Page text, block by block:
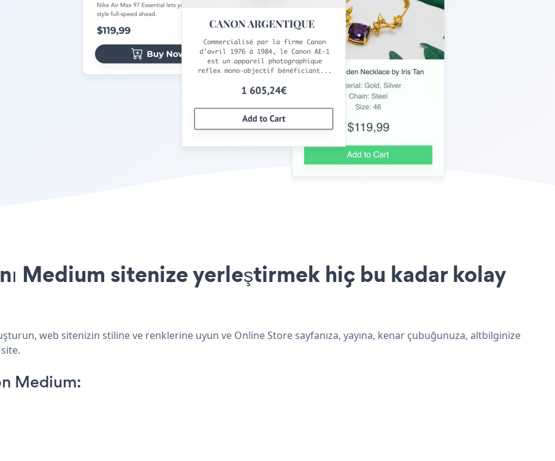
Medium sitenize yerleştirmek hiç bu kadar kolay
web sitenizin stiline ve renklerine uyun ve Online Store sayfanıza, yayına, kenar çubuğunuza, altbilginize
Medium: